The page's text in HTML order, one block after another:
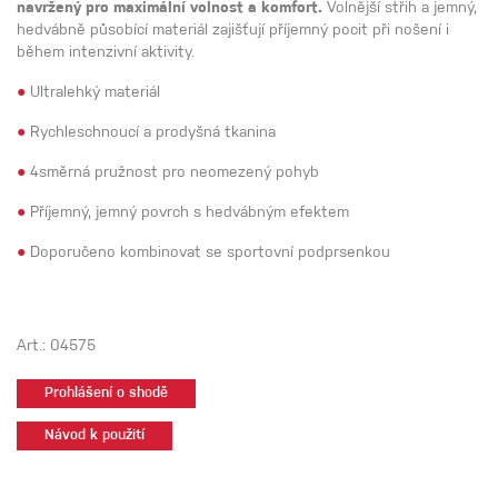
navržený pro maximální volnost a komfort. Volnější střih a jemný,
hedvábně působící materiál zajišťují příjemný pocit při nošení i
během intenzivní aktivity.
● Ultralehký materiál
● Rychleschnoucí a prodyšná tkanina
● 4směrná pružnost pro neomezený pohyb
● Příjemný, jemný povrch s hedvábným efektem
● Doporučeno kombinovat se sportovní podprsenkou
Art.: 04575
Prohlášení o shodě
Návod k použití